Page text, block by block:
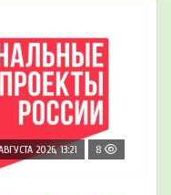
2026, 13:21 8